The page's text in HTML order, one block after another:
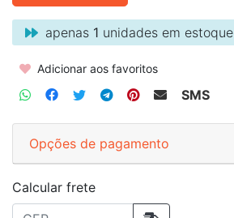
apenas 1 unidades em estoque
Adicionar aos favoritos
SMS
Opções de pagamento
Calcular frete